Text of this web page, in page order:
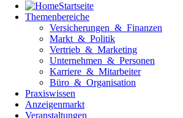
Startseite
Themenbereiche
Versicherungen & Finanzen
Markt & Politik
Vertrieb & Marketing
Unternehmen & Personen
Karriere & Mitarbeiter
Büro & Organisation
Praxiswissen
Anzeigenmarkt
Veranstaltungen